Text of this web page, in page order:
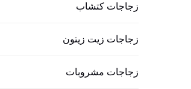
زجاجات كتشاب
زجاجات زيت زيتون
زجاجات مشروبات